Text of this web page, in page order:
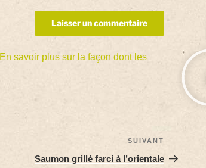
En savoir plus sur la façon dont les
SUIVANT
Saumon grillé farci à l’orientale